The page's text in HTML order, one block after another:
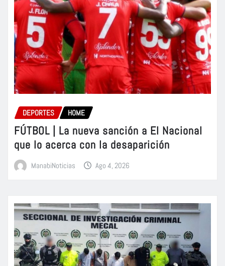
DEPORTES HOME
FÚTBOL | La nueva sanción a El Nacional
que lo acerca con la desaparición
ManabiNoticias Ago 4, 2026